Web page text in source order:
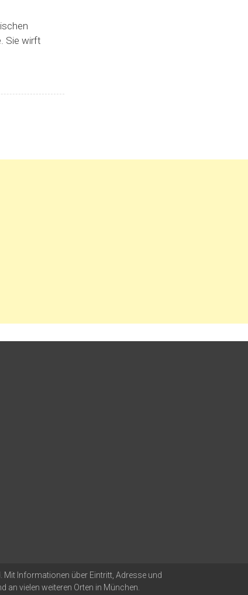
Sie wirft
Informationen über Eintritt, Adresse und
an vielen weiteren Orten in München.